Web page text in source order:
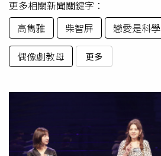
更多相關新聞關鍵字：
高雋雅
柴智屏 戀愛是科學
偶像劇教母
更多